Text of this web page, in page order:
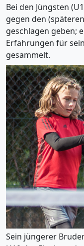
Bei den Jüngsten
gegen den
geschlagen geben;
Erfahrungen für
gesammelt.
Sein jüngerer